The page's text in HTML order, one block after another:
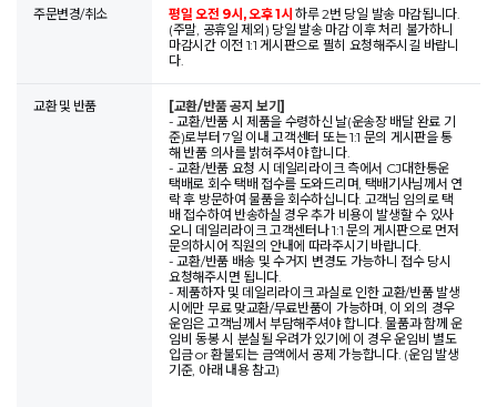
주문변경/취소 평일 오전 9시, 오후 1시하루 2번 당일 발송 마감됩니다.
(주말, 공휴일 제외) 당일 발송 마감 이후 처리 불가하니
마감시간 이전 1:1 게시판으로 필히 요청해주시길 바랍니
다.
교환 및 반품
[교환/반품 공지 보기]
- 교환/반품 시 제품을 수령하신 날(운송장 배달 완료 기
준)로부터 7일 이내 고객센터 또는 1:1 문의 게시판을 통
해 반품 의사를 밝혀주셔야 합니다.
- 교환/반품 요청 시 데일리라이크 측에서 CJ대한통운
택배로 회수 택배 접수를 도와드리며, 택배기사님께서 연
락 후 방문하여 물품을 회수하십니다. 고객님 임의로 택
배 접수하여 반송하실 경우 추가 비용이 발생할 수 있사
오니 데일리라이크 고객센터나 1:1 문의 게시판으로 먼저
문의하시어 직원의 안내에 따라주시기 바랍니다.
- 교환/반품 배송 및 수거지 변경도 가능하니 접수 당시
요청해주시면 됩니다.
- 제품하자 및 데일리라이크 과실로 인한 교환/반품 발생
시에만 무료 맞교환/무료반품이 가능하며, 이 외의 경우
운임은 고객님께서 부담해주셔야 합니다. 물품과 함께 운
임비 동봉 시 분실될 우려가 있기에 이 경우 운임비 별도
입금 or 환불되는 금액에서 공제 가능합니다. (운임 발생
기준, 아래 내용 참고)